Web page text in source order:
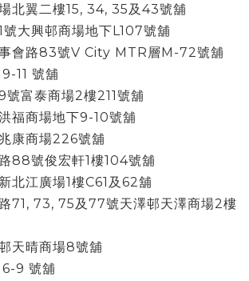
北翼二樓15, 34, 35及43號舖
號大興邨商場地下L107號舖
會路83號V City MTR層M-72號舖
11 號舖
號富泰商場2樓211號舖
福商場地下9-10號舖
康商場226號舖
88號俊宏軒1樓104號舖
北江廣場1樓C61及62舖
71, 73, 75及77號天澤邨天澤商場2樓
天晴商場8號舖
6-9 號舖